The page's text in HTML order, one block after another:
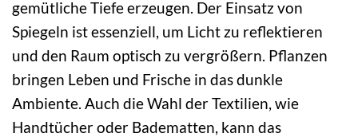
gemütliche Tiefe erzeugen. Der Einsatz von
Spiegeln ist essenziell, um Licht zu reflektieren
und den Raum optisch zu vergrößern. Pflanzen
bringen Leben und Frische in das dunkle
Ambiente. Auch die Wahl der Textilien, wie
Handtücher oder Badematten, kann das